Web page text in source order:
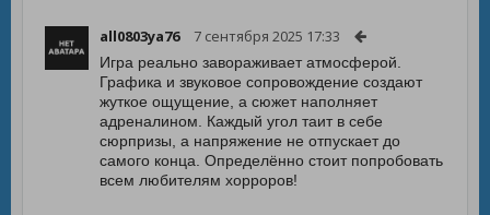
all0803ya76 7 сентября 2025 17:33
Игра реально завораживает атмосферой.
Графика и звуковое сопровождение создают
жуткое ощущение, а сюжет наполняет
адреналином. Каждый угол таит в себе
сюрпризы, а напряжение не отпускает до
самого конца. Определённо стоит попробовать
всем любителям хорроров!